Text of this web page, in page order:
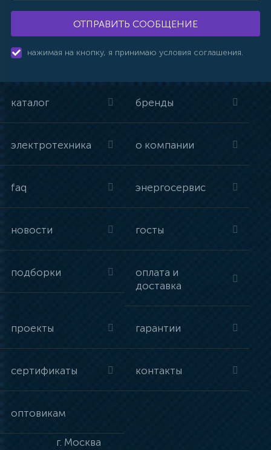
ОТПРАВИТЬ СООБЩЕНИЕ
нажимая на кнопку, я принимаю условия соглашения.
каталог бренды
электротехника о компании
faq энергосервис
новости госты
подборки
оплата и
доставка
проекты гарантии
сертификаты контакты
оптовикам
г. Москва